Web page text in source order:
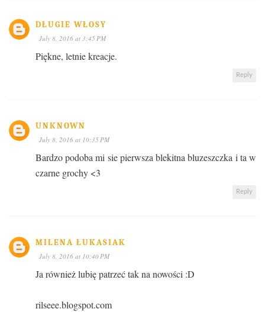
DŁUGIE WŁOSY
July 8, 2016 at 3:45 PM
Piękne, letnie kreacje.
Reply
UNKNOWN
July 8, 2016 at 10:35 PM
Bardzo podoba mi sie pierwsza blekitna bluzeszczka i ta w
czarne grochy <3
Reply
MILENA ŁUKASIAK
July 8, 2016 at 10:40 PM
Ja również lubię patrzeć tak na nowości :D
rilseee.blogspot.com